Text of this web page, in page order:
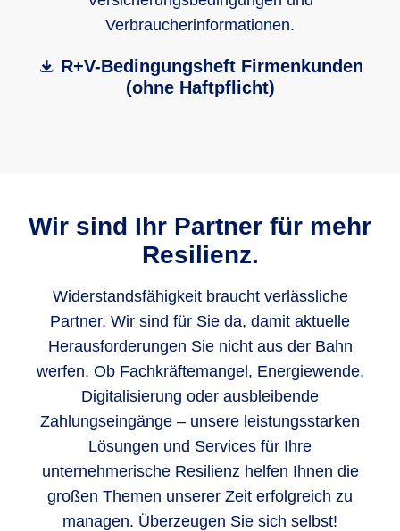
Verbraucherinformationen.
R+V-Bedingungsheft Firmenkunden
(ohne Haftpflicht)
Wir sind Ihr Partner für mehr
Resilienz.
Widerstandsfähigkeit braucht verlässliche
Partner. Wir sind für Sie da, damit aktuelle
Herausforderungen Sie nicht aus der Bahn
werfen. Ob Fachkräftemangel, Energiewende,
Digitalisierung oder ausbleibende
Zahlungseingänge – unsere leistungsstarken
Lösungen und Services für Ihre
unternehmerische Resilienz helfen Ihnen die
großen Themen unserer Zeit erfolgreich zu
managen. Überzeugen Sie sich selbst!